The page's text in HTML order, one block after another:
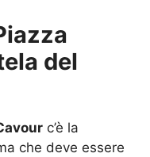
del
c’è la
che deve essere